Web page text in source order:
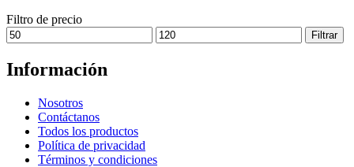
Filtro de precio
Precio
mínimo
Precio
máximo
Filtrar
Información
Nosotros
Contáctanos
Todos los productos
Política de privacidad
Términos y condiciones